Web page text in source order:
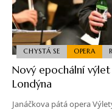
CHYSTÁ SE OPERA
Nový epochální
Londýna
Janáčkova pátá opera